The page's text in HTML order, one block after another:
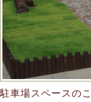
駐車場スペースの